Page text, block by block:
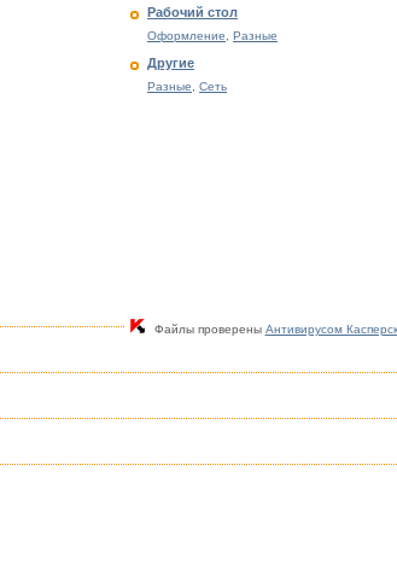
Рабочий стол
Оформление, Разные
Другие
Разные, Сеть
Файлы проверены Антивирусом